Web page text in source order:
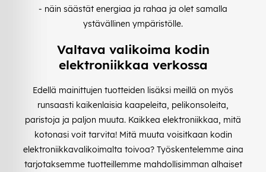
- näin säästät energiaa ja rahaa ja olet samalla
ystävällinen ympäristölle.
Valtava valikoima kodin
elektroniikkaa verkossa
Edellä mainittujen tuotteiden lisäksi meillä on myös
runsaasti kaikenlaisia kaapeleita, pelikonsoleita,
paristoja ja paljon muuta. Kaikkea elektroniikkaa, mitä
kotonasi voit tarvita! Mitä muuta voisitkaan kodin
elektroniikkavalikoimalta toivoa? Työskentelemme aina
tarjotaksemme tuotteillemme mahdollisimman alhaiset